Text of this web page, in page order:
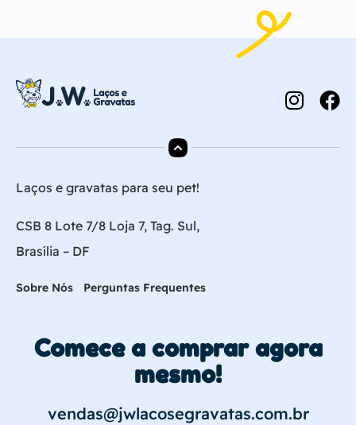
Laços e gravatas para seu pet!
CSB 8 Lote 7/8 Loja 7, Tag. Sul,
Brasília – DF
Sobre Nós Perguntas Frequentes
Comece a comprar agora
mesmo!
vendas@jwlacosegravatas.com.br